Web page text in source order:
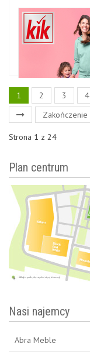
1 2 3 4
Zakończenie
Strona 1 z 24
Plan centrum
Nasi najemcy
Abra Meble